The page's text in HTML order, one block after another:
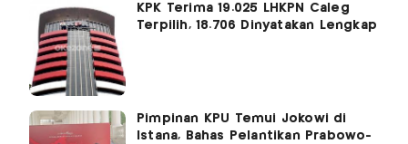
KPK Terima 19.025 LHKPN Caleg
Terpilih, 18.706 Dinyatakan Lengkap
Pimpinan KPU Temui Jokowi di
Istana, Bahas Pelantikan Prabowo-